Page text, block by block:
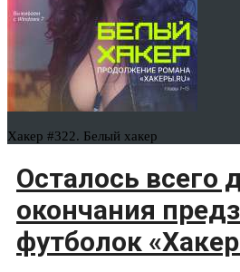
Хакер #322. Белый хакер
Осталось всего
окончания
футболок